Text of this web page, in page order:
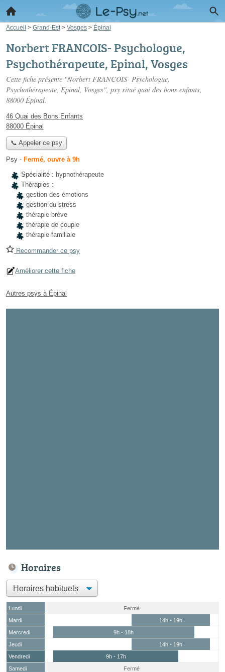
Accueil > Grand-Est > Vosges > Épinal
Norbert FRANCOIS- Psychologue,
Psychothérapeute, Epinal, Vosges
Cette fiche présente "Norbert FRANCOIS- Psychologue,
Psychothérapeute, Epinal, Vosges", psy situé quai des bons enfants,
88000 Épinal.
46 Quai des Bons Enfants
88000 Épinal
📞 Appeler ce psy
Psy - Fermé, ouvre à 9h
Spécialité : hypnothérapeute
Thérapies :
gestion des émotions
gestion du stress
thérapie brève
thérapie de couple
thérapie familiale
Recommander ce psy
Améliorer cette fiche
Autres psys à Épinal
Horaires
Lundi
Fermé
Mardi
14h - 19h
Mercredi
9h - 18h
Jeudi
14h - 19h
Vendredi
9h - 17h
Samedi
Fermé